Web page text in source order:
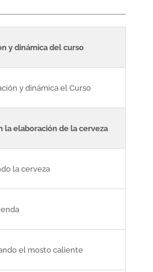
y dinámica del curso
y dinámica el Curso
la elaboración de la cerveza
la cerveza
el mosto caliente